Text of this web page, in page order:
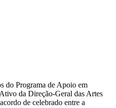
do Programa de Apoio em
da Direção-Geral das Artes
de celebrado entre a